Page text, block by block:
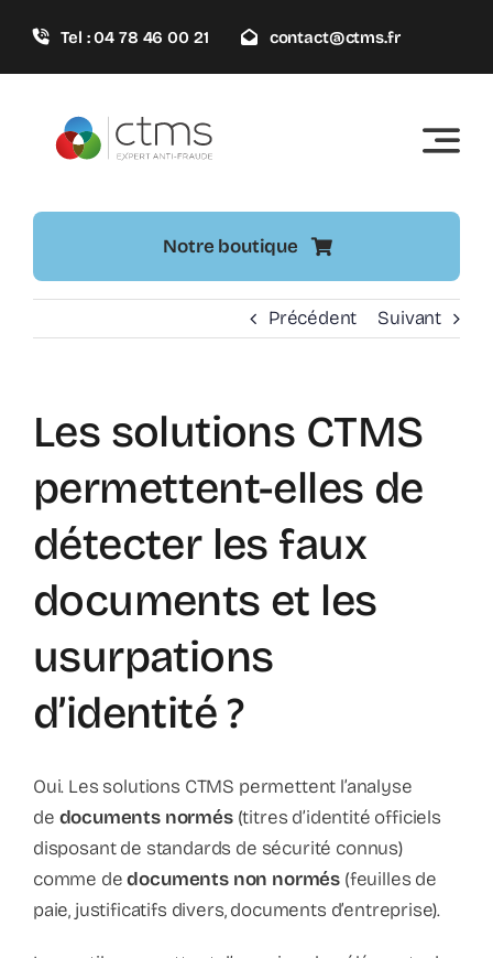
contenu
Tel : 04 78 46 00 21 contact@ctms.fr
Notre boutique
Précédent Suivant
Les solutions CTMS
permettent-elles de
détecter les faux
documents et les
usurpations
d’identité ?
Oui. Les solutions CTMS permettent l’analyse
de documents normés(titres d’identité officiels
disposant de standards de sécurité connus)
comme dedocuments non normés (feuilles de
paie, justificatifs divers, documents d’entreprise).